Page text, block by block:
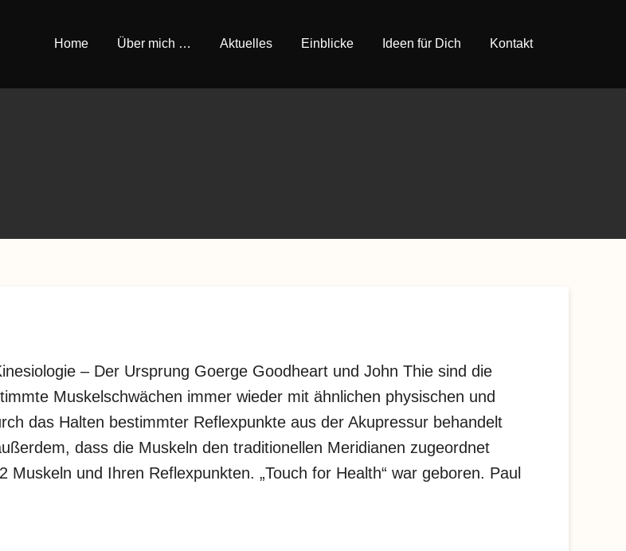
Home Über mich … Aktuelles Einblicke Ideen für Dich Kontakt
– Der Ursprung Goerge Goodheart und John Thie sind die
Muskelschwächen immer wieder mit ähnlichen physischen und
das Halten bestimmter Reflexpunkte aus der Akupressur behandelt
dass die Muskeln den traditionellen Meridianen zugeordnet
und Ihren Reflexpunkten. „Touch for Health“ war geboren. Paul